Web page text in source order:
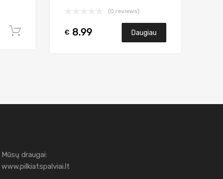
Į krepšelį
(0 reviews)
€ 8.99 Daugiau
Mūsų draugai:
www.pilkiatspalviai.lt